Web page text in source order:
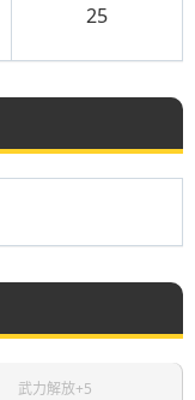
25
武力解放+5